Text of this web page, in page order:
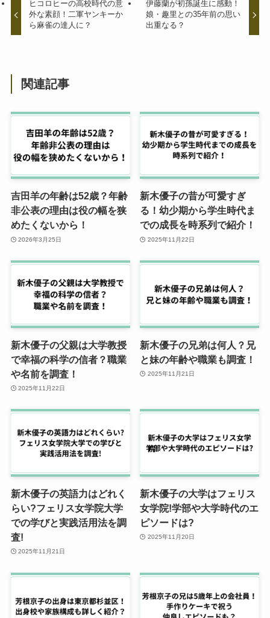
ヒコロヒーの高校時代の意
外な素顔！二軍ヤンキーか
ら麻雀の達人に？
伊藤蘭が初孫誕生に感動！
娘・趣里との35年前の思い
出重なる？
関連記事
吉田羊の年齢は52歳？年齢
非公表の理由は役の幅を狭
めたくないから！
2026年3月25日
新木優子の昔が可愛すぎ
る！幼少期から学生時代ま
での成長を時系列で紹介！
2025年11月22日
新木優子の父親は大学教授
で幸福の科学の信者？職業
や名前を調査！
2025年11月22日
新木優子の兄弟は何人？兄
と妹の年齢や職業も調査！
2025年11月21日
新木優子の英語力はどれく
らい?フェリス女学院大学
での学びと実践活用法を調
査!
2025年11月21日
新木優子の大学はフェリス
女学院!学部や大学時代のエ
ピソードは?
2025年11月20日